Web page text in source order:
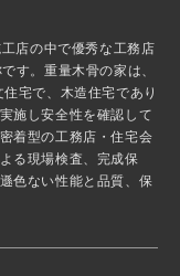
店の中で優秀な工務店
す。重量木骨の家は、
宅で、木造住宅であり
施し安全性を確認して
着型の工務店・住宅会
る現場検査、完成保
色ない性能と品質、保